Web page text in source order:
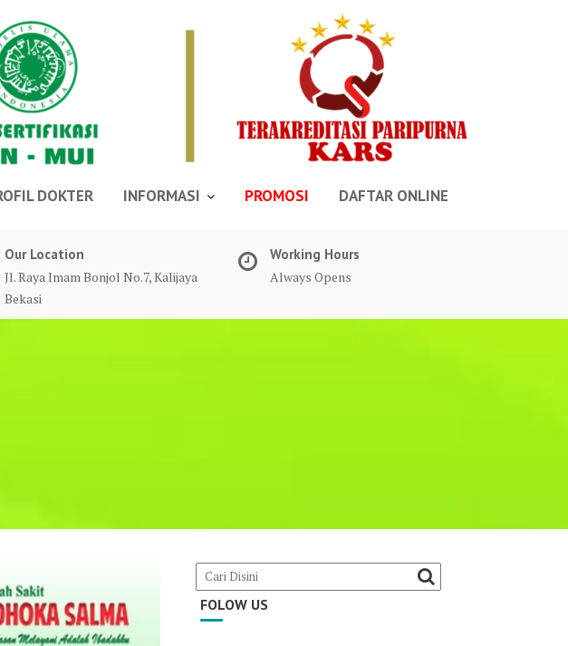
DOKTER INFORMASI PROMOSI DAFTAR ONLINE
Our Location
Jl. Raya Imam Bonjol No.7, Kalijaya
Bekasi
Working Hours
Always Opens
FOLOW US